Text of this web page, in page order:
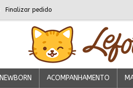
Finalizar pedido
NEWBORN ACOMPANHAMENTO